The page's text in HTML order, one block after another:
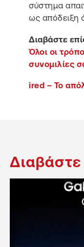
σύστημα
ως απόδειξη
Διαβάστε
Όλοι οι
συνομιλίες
ired – Το